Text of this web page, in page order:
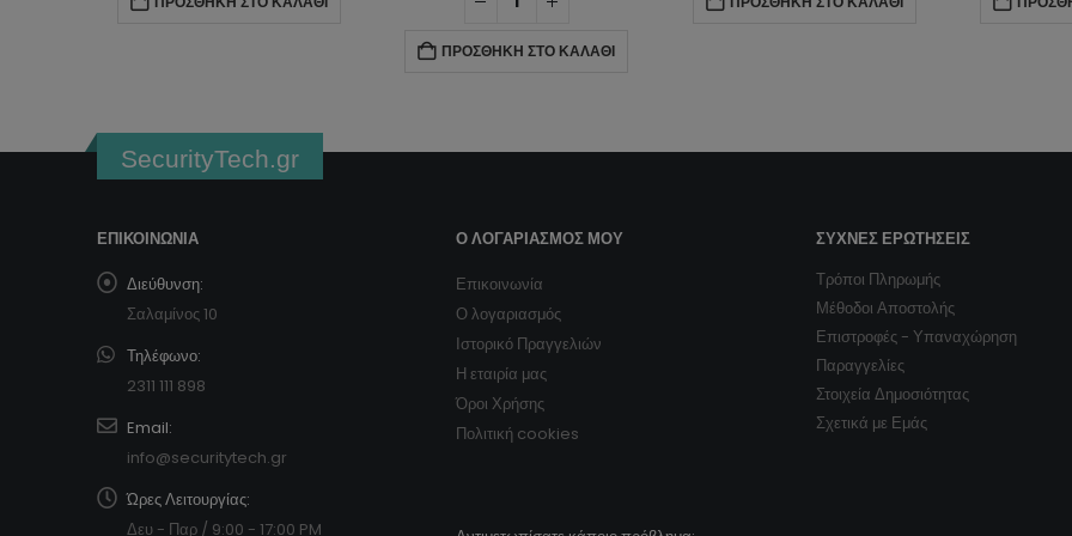
ΠΡΟΣΘΉΚΗ ΣΤΟ ΚΑΛΆΘΙ
SecurityTech.gr
ΕΠΙΚΟΙΝΩΝΊΑ
Διεύθυνση:
Σαλαμίνος 10
Τηλέφωνο:
2311 111 898
Email:
info@securitytech.gr
Ώρες Λειτουργίας:
Δευ - Παρ / 9:00 - 17:00 PM
Ο ΛΟΓΑΡΙΑΣΜΌΣ ΜΟΥ
Επικοινωνία
Ο λογαριασμός
Ιστορικό Πραγγελιών
Η εταιρία μας
Όροι Χρήσης
Πολιτική cookies
ΣΥΧΝΈΣ ΕΡΩΤΉΣΕΙΣ
Τρόποι Πληρωμής
Μέθοδοι Αποστολής
Επιστροφές - Υπαναχώρηση
Παραγγελίες
Στοιχεία Δημοσιότητας
Σχετικά με Εμάς